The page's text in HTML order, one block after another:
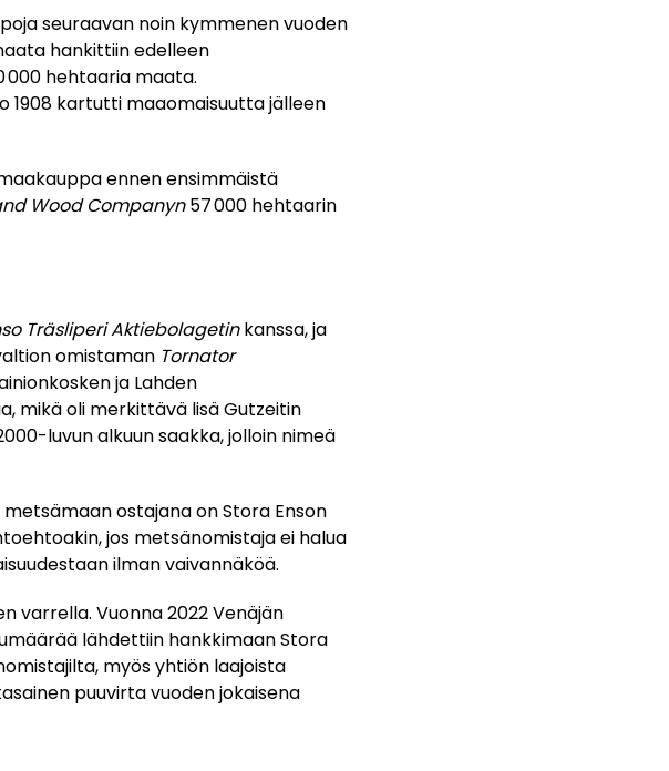
seuraavan noin kymmenen vuoden
hankittiin edelleen
000 hehtaaria maata.
1908 kartutti maaomaisuutta jälleen
ennen ensimmäistä
Wood Companyn57 000 hehtaarin
Träsliperi Aktiebolagetinkanssa, ja
omistaman Tornator
ja Lahden
mikä oli merkittävä lisä Gutzeitin
luvun alkuun saakka, jolloin nimeä
ostajana on Stora Enson
jos metsänomistaja ei halua
ilman vaivannäköä.
varrella. Vuonna 2022 Venäjän
lähdettiin hankkimaan Stora
myös yhtiön laajoista
puuvirta vuoden jokaisena